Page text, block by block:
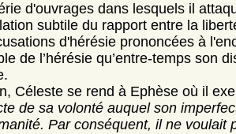
d'ouvrages dans lesquels il
subtile du rapport entre la
d'hérésie prononcées à
de l’hérésie qu’entre-temps son
Céleste se rend à Ephèse où il
de sa volonté auquel son
Par conséquent, il ne